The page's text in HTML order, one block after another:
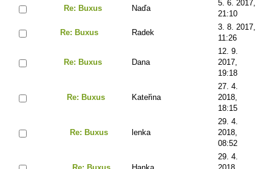
Re: Buxus Naďa
5. 6. 2017,
21:10
Re: Buxus Radek
3. 8. 2017,
11:26
Re: Buxus Dana
12. 9.
2017,
19:18
Re: Buxus Kateřina
27. 4.
2018,
18:15
Re: Buxus lenka
29. 4.
2018,
08:52
29. 4.